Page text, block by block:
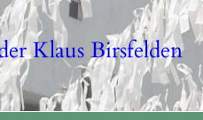
Klaus Birsfelden